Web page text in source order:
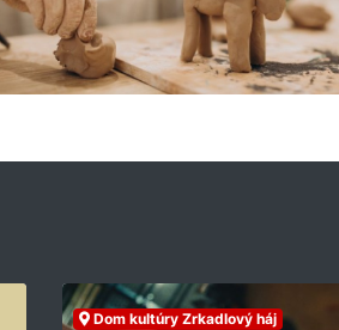
Dom kultúry Zrkadlový háj